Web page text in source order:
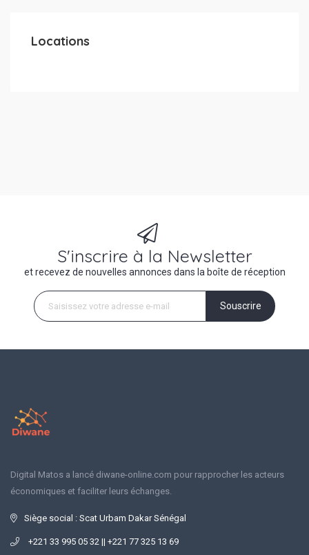
Locations
S'inscrire à la Newsletter
et recevez de nouvelles annonces dans la boîte de réception
Souscrire
Digital Matos a lancé diwane-online.com pour rapprocher les acteurs
économiques et faciliter leurs échanges.
Siège social : Scat Urbam Dakar Sénégal
+221 33 995 05 32 || +221 77 325 13 69